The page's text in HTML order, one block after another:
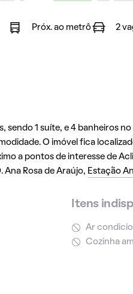
Próx. ao metrô 2
sendo 1 suíte, e 4 banheiros
O imóvel fica
a pontos de interesse de
Ana Rosa de Araújo, Estação
Itens
Ar
Cozinha